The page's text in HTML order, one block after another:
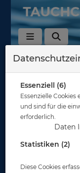
Essenziell (6)
Essenzielle
und sind für die
erforderlich.
Daten
Statistiken (2)
Diese Cookies